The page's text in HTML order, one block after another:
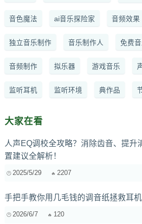
音色魔法 ai音乐探险家 音频效果
独立音乐制作 音乐制作人 免费
音频制作 拟乐器 游戏音乐
监听耳机 监听环境 典作品
大家在看
人声EQ调校全攻略？消除齿音、提升
置建议全解析！
2025/5/29 2207
手把手教你用几毛钱的调音纸拯救耳
2026/6/7 120